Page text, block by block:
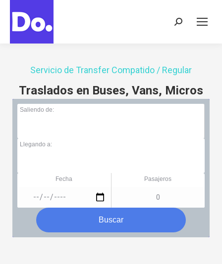
Buscar:
Servicio de Transfer Compatido / Regular
Traslados en Buses, Vans, Micros
Saliendo de:
Llegando a:
Fecha Pasajeros
Buscar